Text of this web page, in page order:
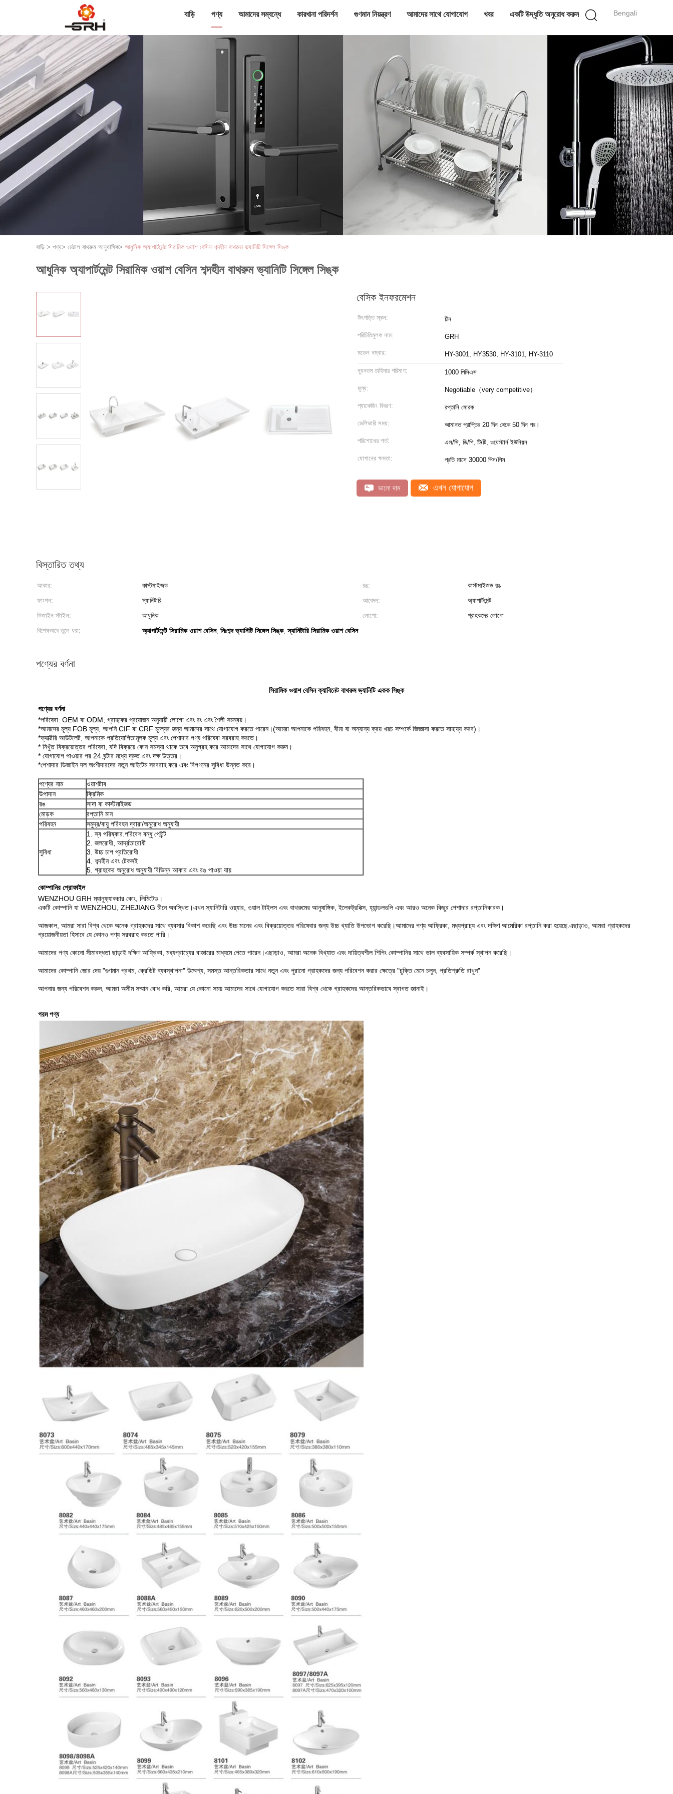
Bengali
বাড়ি পণ্য আমাদের সম্বন্ধে কারখানা পরিদর্শন গুণমান নিয়ন্ত্রণ আমাদের সাথে যোগাযোগ খবর একটি উদ্ধৃতি অনুরোধ করুন
বাড়ি > পণ্য> মেটাল বাথরুম আনুষাঙ্গিক> আধুনিক অ্যাপার্টমেন্ট সিরামিক ওয়াশ বেসিন শব্দহীন বাথরুম ভ্যানিটি সিঙ্গেল সিঙ্ক
আধুনিক অ্যাপার্টমেন্ট সিরামিক ওয়াশ বেসিন শব্দহীন বাথরুম ভ্যানিটি সিঙ্গেল সিঙ্ক
বেসিক ইনফরমেশন
উৎপত্তি স্থল: চীন
পরিচিতিমুলক নাম: GRH
মডেল নম্বার: HY-3001, HY3530, HY-3101, HY-3110
ন্যূনতম চাহিদার পরিমাণ: 1000 পিসিএস
মূল্য: Negotiable（very competitive）
প্যাকেজিং বিবরণ: রপ্তানি মোরক
ডেলিভারি সময়: আমানত প্রাপ্তির 20 দিন থেকে 50 দিন পর।
পরিশোধের শর্ত: এল/সি, ডি/পি, টি/টি, ওয়েস্টার্ন ইউনিয়ন
যোগানের ক্ষমতা: প্রতি মাসে 30000 পিস/পিস
ভালো দাম এখন যোগাযোগ
বিস্তারিত তথ্য
আকার: কাস্টমাইজড রঙ:
কাস্টমাইজড রঙ
ফাংশন:
স্যানিটারি আবেদন:
অ্যাপার্টমেন্ট
ডিজাইন স্টাইল:
আধুনিক লোগো:
গ্রাহকদের লোগো
বিশেষভাবে তুলে ধরা:
অ্যাপার্টমেন্ট সিরামিক ওয়াশ বেসিন, নিঃশব্দ ভ্যানিটি সিঙ্গেল সিঙ্ক,স্যানিটারি সিরামিক ওয়াশ বেসিন
পণ্যের বর্ণনা
সিরামিক ওয়াশ বেসিন ক্যাবিনেট বাথরুম ভ্যানিটি একক সিঙ্ক
পণ্যের বর্ণনা
*পরিষেবা: OEM বা ODM; গ্রাহকের প্রয়োজন অনুযায়ী লোগো এবং রং এবং শৈলী সমন্বয়।
*আমাদের মূল্য FOB মূল্য, আপনি CIF বা CRF মূল্যের জন্য আমাদের সাথে যোগাযোগ করতে পারেন।(আমরা আপনাকে পরিবহন, বীমা বা অন্যান্য ক্রয় খরচ সম্পর্কে জিজ্ঞাসা করতে সাহায্য করব)।
*ফ্যাক্টরি আউটলেট, আপনাকে প্রতিযোগিতামূলক মূল্য এবং পেশাদার পণ্য পরিষেবা সরবরাহ করতে।
* নিখুঁত বিক্রয়োত্তর পরিষেবা, যদি বিক্রয়ে কোন সমস্যা থাকে তবে অনুগ্রহ করে আমাদের সাথে যোগাযোগ করুন।
* যোগাযোগ পাওয়ার পর 24 ঘন্টার মধ্যে দ্রুত এবং দক্ষ উত্তর।
*পেশাদার ডিজাইন দল অংশীদারদের নতুন আইটেম সরবরাহ করে এবং বিপণনের সুবিধা উন্নত করে।
পণ্যের নাম
ওয়াশটাব
উপাদান
ক্রিমিক
রঙ
সাদা বা কাস্টমাইজড
মোড়ক
রপ্তানি মান
পরিবহন
সমুদ্র/বায়ু পরিবহন দ্বারা/অনুরোধ অনুযায়ী
সুবিধা
1. স্ব পরিষ্কার.পরিবেশ বন্ধু পেইন্ট
2. জলরোধী, আর্দ্রতারোধী
3. উচ্চ চাপ প্রতিরোধী
4. শব্দহীন এবং টেকসই
5. গ্রাহকের অনুরোধ অনুযায়ী বিভিন্ন আকার এবং রঙ পাওয়া যায়
কোম্পানির প্রোফাইল
WENZHOU GRH ম্যানুফ্যাকচার কোং, লিমিটেড।
একটি কোম্পানি যা WENZHOU, ZHEJIANG চীনে অবস্থিত।এখন স্যানিটারি ওয়্যার, ওয়াল টাইলস এবং বাথরুমের আনুষাঙ্গিক, ইলেকট্রনিক্স, হ্যান্ডলগুলি এবং আরও অনেক কিছুর পেশাদার রপ্তানিকারক।
আজকাল, আমরা সারা বিশ্ব থেকে অনেক গ্রাহকদের সাথে ব্যবসার বিকাশ করেছি এবং উচ্চ মানের এবং বিক্রয়োত্তর পরিষেবার জন্য উচ্চ খ্যাতি উপভোগ করেছি।আমাদের পণ্য আফ্রিকা, মধ্যপ্রাচ্য এবং দক্ষিণ আমেরিকা রপ্তানি করা হয়েছে.এছাড়াও, আমরা গ্রাহকদের
প্রয়োজনীয়তা হিসাবে যে কোনও পণ্য সরবরাহ করতে পারি।
আমাদের পণ্য কোনো সীমাবদ্ধতা ছাড়াই দক্ষিণ আফ্রিকা, মধ্যপ্রাচ্যের বাজারের মাধ্যমে পেতে পারেন।এছাড়াও, আমরা অনেক বিখ্যাত এবং দায়িত্বশীল শিপিং কোম্পানির সাথে ভাল ব্যবসায়িক সম্পর্ক স্থাপন করেছি।
আমাদের কোম্পানি জোর দেয় "গুণমান প্রথম, ক্রেডিট ব্যবস্থাপনা" উদ্দেশ্য, সমস্ত আন্তরিকতার সাথে নতুন এবং পুরানো গ্রাহকদের জন্য পরিবেশন করার ক্ষেত্রে "চুক্তি মেনে চলুন, প্রতিশ্রুতি রাখুন"
আপনার জন্য পরিবেশন করুন, আমরা অসীম সম্মান বোধ করি, আমরা যে কোনো সময় আমাদের সাথে যোগাযোগ করতে সারা বিশ্ব থেকে গ্রাহকদের আন্তরিকভাবে স্বাগত জানাই।
গরম পণ্য